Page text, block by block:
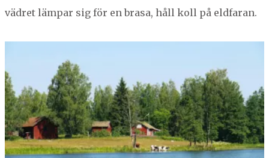
vädret läm­par sig för en brasa, håll koll på eldfaran.